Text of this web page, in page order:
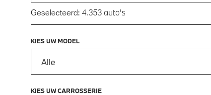
Typ een automodel in en druk op enter om te zoeken
Geselecteerd: 4.353 auto's
KIES UW MODEL
KIES UW CARROSSERIE